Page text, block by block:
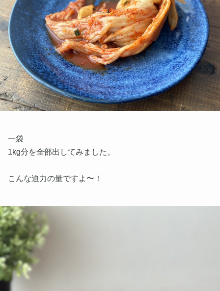
一袋
1kg分を全部出してみました。
こんな迫力の量ですよ〜！